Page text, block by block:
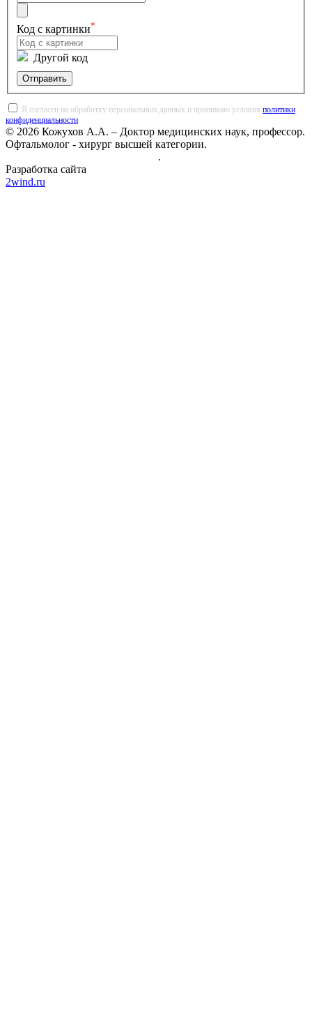
Код с картинки*
Другой код
Отправить
Я согласен на обработку персональных данных и принимаю условия политики
конфиденциальности.
© 2026 Кожухов А.А. – Доктор медицинских наук, профессор.
Офтальмолог - хирург высшей категории.
.
Разработка сайта
2wind.ru